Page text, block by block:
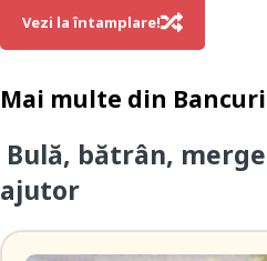
Vezi la întamplare!
Mai multe din
Bulă, bătrân,
ajutor